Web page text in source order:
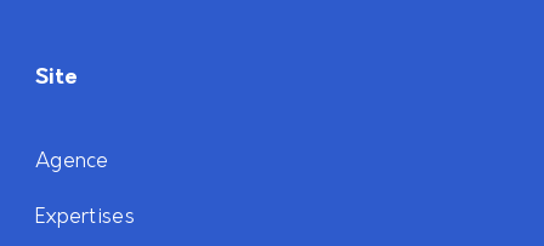
Site
Agence
Expertises